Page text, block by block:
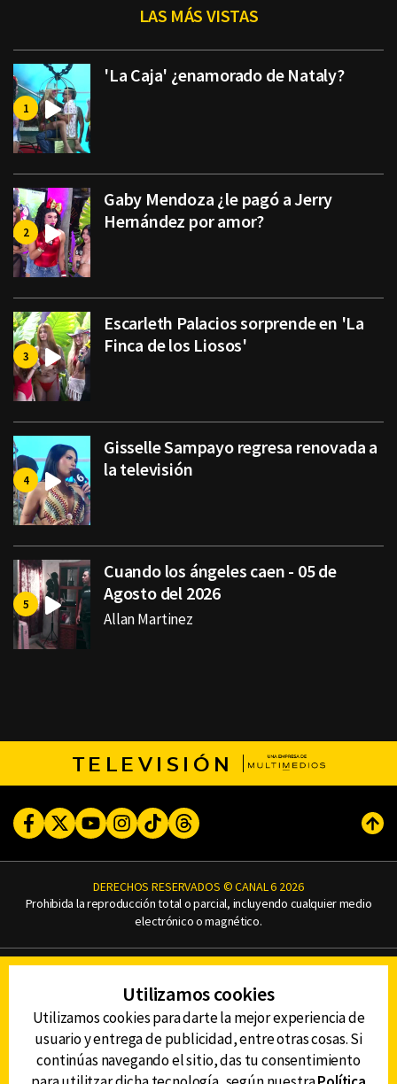
LAS MÁS VISTAS
'La Caja' ¿enamorado de Nataly?
Gaby Mendoza ¿le pagó a Jerry
Hernández por amor?
Escarleth Palacios sorprende en 'La
Finca de los Liosos'
Gisselle Sampayo regresa renovada a
la televisión
Cuando los ángeles caen - 05 de
Agosto del 2026
Allan Martinez
TELEVISIÓN
FacebookTwitterYoutubeInstagram
TikTokThreads
DERECHOS RESERVADOS © CANAL 6 2026
Prohibida la reproducción total o parcial, incluyendo cualquier medio
electrónico o magnético.
AVISO DE PRIVACIDAD
AVISO LEGAL
DEFENSORÍA DE LAS AUDIENCIAS
Utilizamos cookies
Utilizamos cookies para darte la mejor experiencia de
usuario y entrega de publicidad, entre otras cosas. Si
continúas navegando el sitio, das tu consentimiento